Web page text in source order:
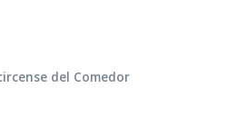
del Comedor